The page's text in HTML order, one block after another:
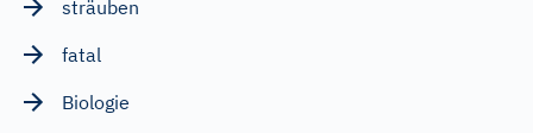
sträuben
fatal
Biologie